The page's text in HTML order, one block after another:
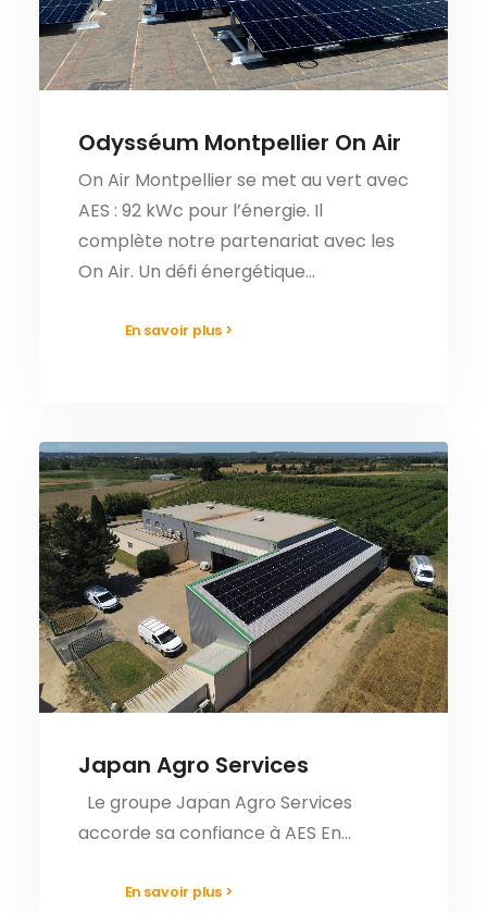
Odysséum Montpellier On Air
On Air Montpellier se met au vert avec
AES : 92 kWc pour l’énergie. Il
complète notre partenariat avec les
On Air. Un défi énergétique…
En savoir plus >
Japan Agro Services
Le groupe Japan Agro Services
accorde sa confiance à AES En…
En savoir plus >